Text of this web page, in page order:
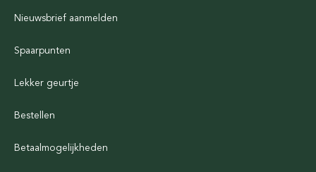
Nieuwsbrief aanmelden
Spaarpunten
Lekker geurtje
Bestellen
Betaalmogelijkheden